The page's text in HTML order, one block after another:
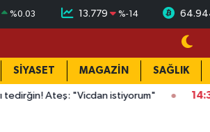
%0.03 13.779 %-14
SİYASET MAGAZİN SAĞLIK
istiyorum" 14:32Gaziantep'te